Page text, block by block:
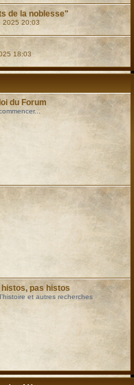
de la noblesse"
2025 20:03
18:03
du Forum
pas histos
et autres recherches